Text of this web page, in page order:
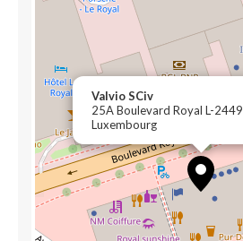
Valvio SCiv
25A Boulevard Royal L-2449
Luxembourg